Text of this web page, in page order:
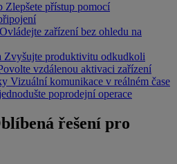
Zlepšete přístup pomocí
Ovládejte zařízení bez ohledu na
Zvyšujte produktivitu odkudkoli
vzdálenou aktivaci zařízení
Vizuální komunikace v reálném čase
poprodejní operace
řešení pro